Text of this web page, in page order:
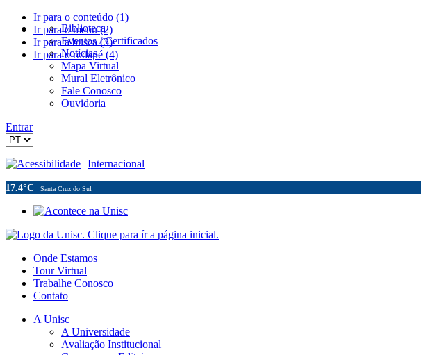
Ir para o conteúdo (1)
Ir para o menu (2)
Ir para a busca (3)
Ir para o rodapé (4)
Biblioteca
Eventos / Certificados
Notícias
Mapa Virtual
Mural Eletrônico
Fale Conosco
Ouvidoria
Entrar
Acessibilidade Internacional
17.4°C Santa Cruz do Sul
Onde Estamos
Tour Virtual
Trabalhe Conosco
Contato
A Unisc
A Universidade
Avaliação Institucional